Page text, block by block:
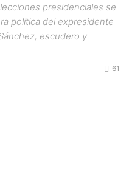
presidenciales se
política del expresidente
escudero y
61